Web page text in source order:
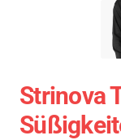
Strinova